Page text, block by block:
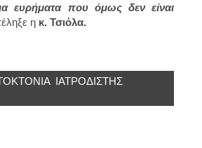
ευρήματα που όμως δεν είναι
η κ. Τσιόλα.
ΙΑΤΡΟΔΙΣΤΗΣ